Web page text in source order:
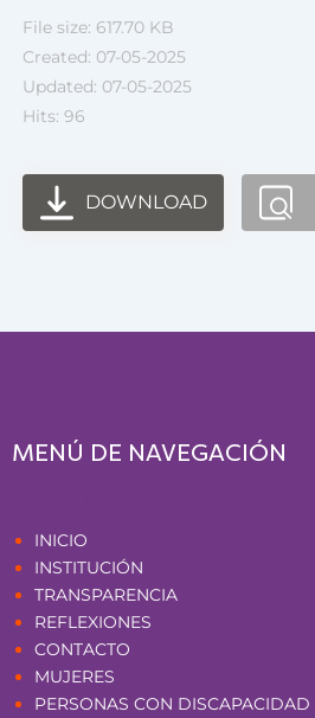
File size: 617.70 KB
Created: 07-05-2025
Updated: 07-05-2025
Hits: 96
DOWNLOAD
MENÚ DE NAVEGACIÓN
INICIO
INSTITUCIÓN
TRANSPARENCIA
REFLEXIONES
CONTACTO
MUJERES
PERSONAS CON DISCAPACIDAD